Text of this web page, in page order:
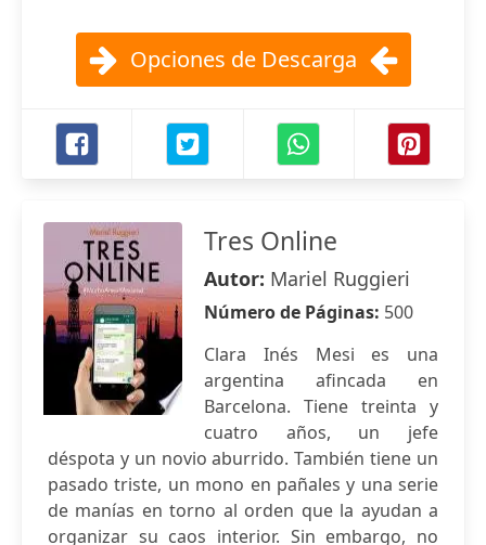
Opciones de Descarga
Tres Online
Autor: Mariel Ruggieri
Número de Páginas: 500
Clara Inés Mesi es una
argentina afincada en
Barcelona. Tiene treinta y
cuatro años, un jefe
déspota y un novio aburrido. También tiene un
pasado triste, un mono en pañales y una serie
de manías en torno al orden que la ayudan a
organizar su caos interior. Sin embargo, no